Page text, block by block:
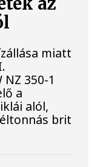
miatt
350-1
a
alól,
brit